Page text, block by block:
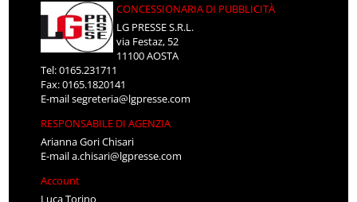
CONCESSIONARIA DI PUBBLICITÀ
LG PRESSE S.R.L.
via Festaz, 52
11100 AOSTA
Tel: 0165.231711
Fax: 0165.1820141
E-mailsegreteria@lgpresse.com
RESPONSABILE DI AGENZIA
Arianna Gori Chisari
E-maila.chisari@lgpresse.com
Account
Luca Torino